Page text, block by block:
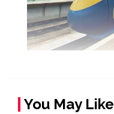
You May Like